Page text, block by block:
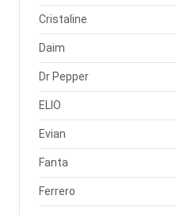
Cristaline
Daim
Dr Pepper
ELIO
Evian
Fanta
Ferrero